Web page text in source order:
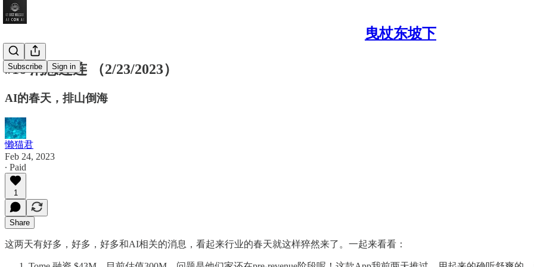
曳杖东坡下
Subscribe Sign in
#16 消息连连 （2/23/2023）
AI的春天，排山倒海
懒猫君
Feb 24, 2023
∙ Paid
1
Share
这两天有好多，好多，好多和AI相关的消息，看起来行业的春天就这样猝然来了。一起来看看：